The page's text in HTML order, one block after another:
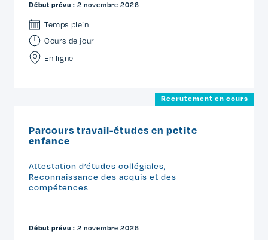
Début prévu : 2 novembre 2026
Temps plein
Cours de jour
En ligne
Recrutement en cours
Parcours travail-études en petite
enfance
Attestation d’études collégiales,
Reconnaissance des acquis et des
compétences
Début prévu : 2 novembre 2026